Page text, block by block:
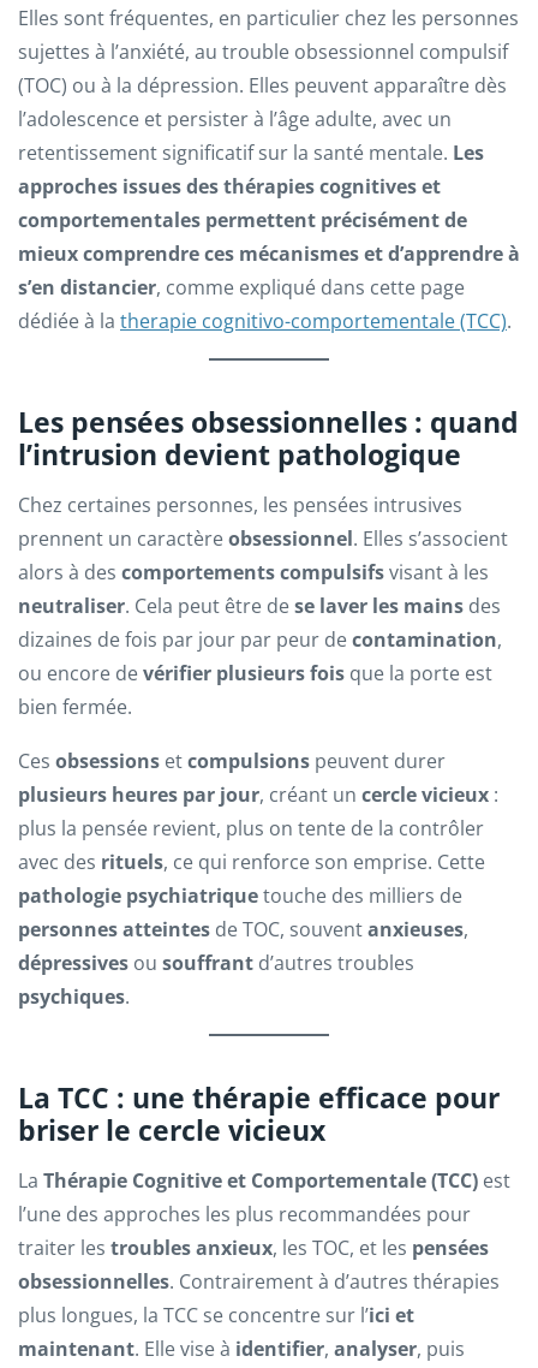
Elles sont fréquentes, en particulier chez les personnes
sujettes à l’anxiété, au trouble obsessionnel compulsif
(TOC) ou à la dépression. Elles peuvent apparaître dès
l’adolescence et persister à l’âge adulte, avec un
retentissement significatif sur la santé mentale. Les
approches issues des thérapies cognitives et
comportementales permettent précisément de
mieux comprendre ces mécanismes et d’apprendre à
s’en distancier, comme expliqué dans cette page
dédiée à la therapie cognitivo-comportementale (TCC).
Les pensées obsessionnelles : quand
l’intrusion devient pathologique
Chez certaines personnes, les pensées intrusives
prennent un caractèreobsessionnel. Elles s’associent
alors à des comportements compulsifsvisant à les
neutraliser. Cela peut être dese laver les mains des
dizaines de fois par jour par peur decontamination,
ou encore devérifier plusieurs fois que la porte est
bien fermée.
Ces obsessions etcompulsions peuvent durer
plusieurs heures par jour, créant un cercle vicieux :
plus la pensée revient, plus on tente de la contrôler
avec des rituels, ce qui renforce son emprise. Cette
pathologie psychiatriquetouche des milliers de
personnes atteintes de TOC, souventanxieuses,
dépressives ou souffrant d’autres troubles
psychiques.
La TCC : une thérapie efficace pour
briser le cercle vicieux
La Thérapie Cognitive et Comportementale (TCC) est
l’une des approches les plus recommandées pour
traiter les troubles anxieux, les TOC, et les pensées
obsessionnelles. Contrairement à d’autres thérapies
plus longues, la TCC se concentre sur l’ici et
maintenant. Elle vise à identifier, analyser, puis